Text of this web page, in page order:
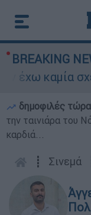
BREAKING
καμία
δημοφιλές
την ταινιάρα του
καρδιά...
┋ Σινεμά